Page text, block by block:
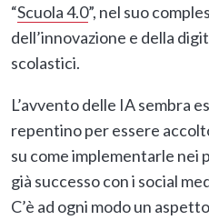
“Scuola 4.0”, nel suo
dell’innovazione e della
scolastici.
L’avvento delle IA sembra
repentino per essere
su come implementarle nei
già successo con i social
C’è ad ogni modo un